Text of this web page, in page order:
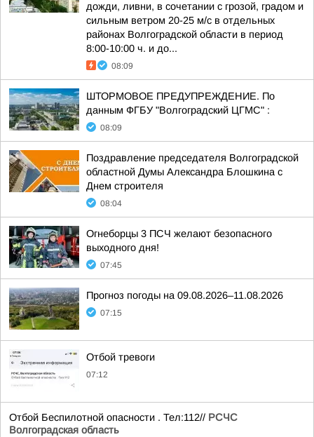
дожди, ливни, в сочетании с грозой, градом и
сильным ветром 20-25 м/с в отдельных
районах Волгоградской области в период
8:00-10:00 ч. и до...
08:09
ШТОРМОВОЕ ПРЕДУПРЕЖДЕНИЕ. По
данным ФГБУ "Волгоградский ЦГМС" :
08:09
Поздравление председателя Волгоградской
областной Думы Александра Блошкина с
Днем строителя
08:04
Огнеборцы 3 ПСЧ желают безопасного
выходного дня!
07:45
Прогноз погоды на 09.08.2026–11.08.2026
07:15
Отбой тревоги
07:12
Отбой Беспилотной опасности . Тел:112// РСЧС
Волгоградская область